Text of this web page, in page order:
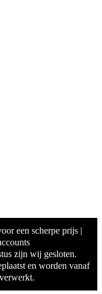
een scherpe prijs |
zijn wij gesloten.
en worden vanaf